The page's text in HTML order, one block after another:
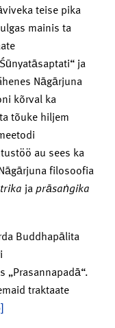
teise pika
mainis ta
Śūnyatāsaptati“ ja
Nāgārjuna
kõrval ka
tõuke hiljem
au sees ka
filosoofia
japrāsaṅgika
Buddhapālita
„Prasannapadā“.
traktaate